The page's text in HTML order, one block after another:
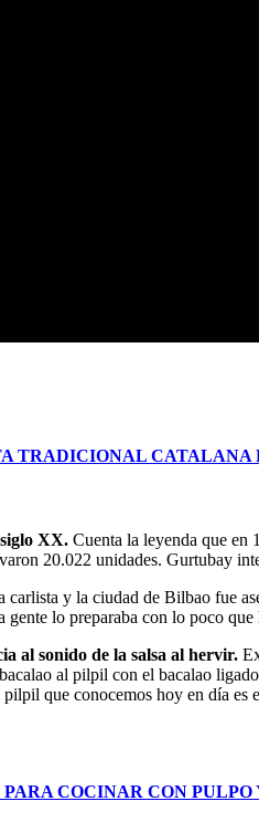
TRADICIONAL CATALANA
XX. Cuenta la leyenda que
20.022 unidades. Gurtubay
y la ciudad de Bilbao fue
lo preparaba con lo poco
al sonido de la salsa al hervir.
al pilpil con el bacalao
que conocemos hoy en día es
COCINAR CON PULPO